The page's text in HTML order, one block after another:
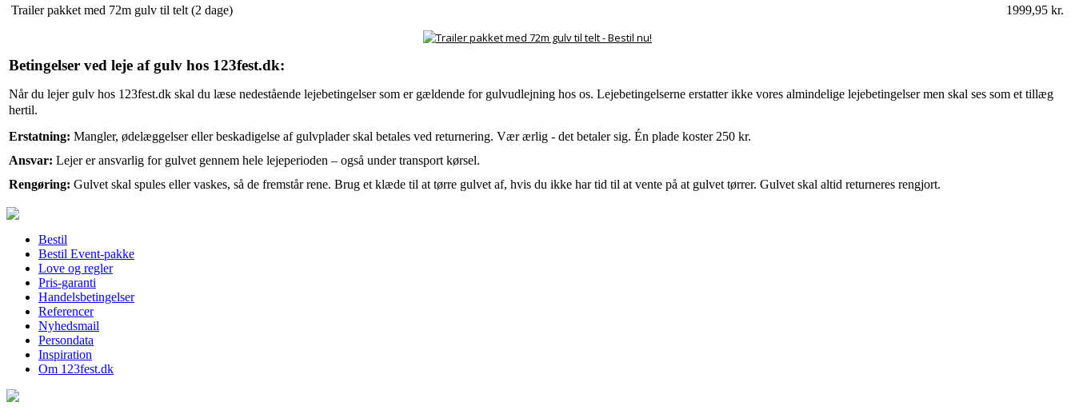
Trailer pakket med 72m gulv til telt (2 dage)
1999,95 kr.
Betingelser ved leje af gulv hos 123fest.dk:
Når du lejer gulv hos 123fest.dk skal du læse nedestående lejebetingelser som er gældende for gulvudlejning hos os. Lejebetingelserne erstatter ikke vores almindelige lejebetingelser men skal ses som et tillæg
hertil.
Erstatning: Mangler, ødelæggelser eller beskadigelse af gulvplader skal betales ved returnering. Vær ærlig - det betaler sig. Én plade koster 250 kr.
Ansvar: Lejer er ansvarlig for gulvet gennem hele lejeperioden – også under transport kørsel.
Rengøring: Gulvet skal spules eller vaskes, så de fremstår rene. Brug et klæde til at tørre gulvet af, hvis du ikke har tid til at vente på at gulvet tørrer. Gulvet skal altid returneres rengjort.
Bestil
Bestil Event-pakke
Love og regler
Pris-garanti
Handelsbetingelser
Referencer
Nyhedsmail
Persondata
Inspiration
Om 123fest.dk